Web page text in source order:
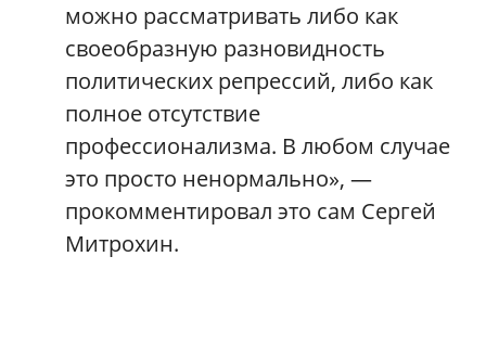
можно рассматривать либо как
своеобразную разновидность
политических репрессий, либо как
полное отсутствие
профессионализма. В любом случае
это просто ненормально», —
прокомментировал это сам Сергей
Митрохин.